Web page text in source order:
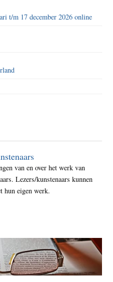
t/m 17 december 2026 online
van en over het werk van
Lezers/kunstenaars kunnen
hun eigen werk.